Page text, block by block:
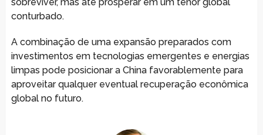
conturbado.
A combinação de uma expansão preparados com
investimentos em tecnologias emergentes e energias
limpas pode posicionar a China favorablemente para
aproveitar qualquer eventual recuperação econômica
global no futuro.